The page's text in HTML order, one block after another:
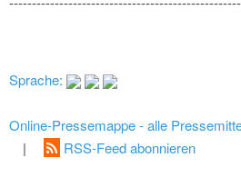
Sprache:
Online-Pressemappe - alle
|
RSS-Feed abonnieren